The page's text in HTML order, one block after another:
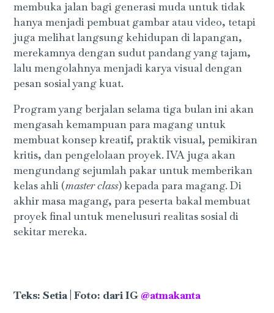
membuka jalan bagi generasi muda untuk tidak
hanya menjadi pembuat gambar atau video, tetapi
juga melihat langsung kehidupan di lapangan,
merekamnya dengan sudut pandang yang tajam,
lalu mengolahnya menjadi karya visual dengan
pesan sosial yang kuat.
Program yang berjalan selama tiga bulan ini akan
mengasah kemampuan para magang untuk
membuat konsep kreatif, praktik visual, pemikiran
kritis, dan pengelolaan proyek. IVA juga akan
mengundang sejumlah pakar untuk memberikan
kelas ahli (master class) kepada para magang. Di
akhir masa magang, para peserta bakal membuat
proyek final untuk menelusuri realitas sosial di
sekitar mereka.
Teks: Setia | Foto: dari IG@atmakanta